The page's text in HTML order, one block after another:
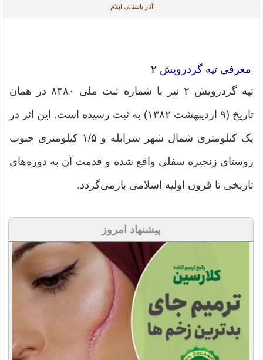
آثار باستانی ایلام
معرفی تپه گردرویش ۲
تپه گردرویش ۲ نیز با شماره ثبت ملی ۸۴۸۰ در همان
تاریخ (۹ اردیبهشت ۱۳۸۲) به ثبت رسیده است. این اثر در
یک کیلومتری شمال شهر سرابله و ۱/۵ کیلومتری جنوب
روستای زنجیره سفلی واقع شده و قدمت آن به دوره‌های
تاریخی تا قرون اولیه اسلامی بازمی‌گردد.
پیشنهاد امروز